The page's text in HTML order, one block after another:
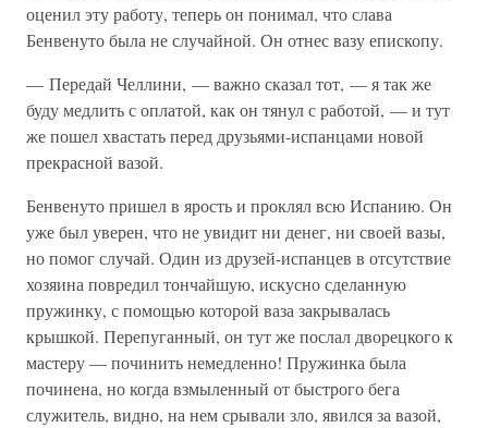
оценил эту работу, теперь он понимал, что слава
Бенвенуто была не случайной. Он отнес вазу епископу.
— Передай Челлини, — важно сказал тот, — я так же
буду медлить с оплатой, как он тянул с работой, — и тут
же пошел хвастать перед друзьями-испанцами новой
прекрасной вазой.
Бенвенуто пришел в ярость и проклял всю Испанию. Он
уже был уверен, что не увидит ни денег, ни своей вазы,
но помог случай. Один из друзей-испанцев в отсутствие
хозяина повредил тончайшую, искусно сделанную
пружинку, с помощью которой ваза закрывалась
крышкой. Перепуганный, он тут же послал дворецкого к
мастеру — починить немедленно! Пружинка была
починена, но когда взмыленный от быстрого бега
служитель, видно, на нем срывали зло, явился за вазой,